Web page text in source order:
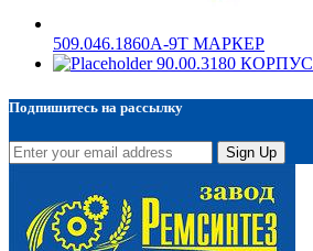
509.046.1860А-9Т МАРКЕР
90.00.3180 КОРПУС
Подпишитесь на рассылку
Sign Up